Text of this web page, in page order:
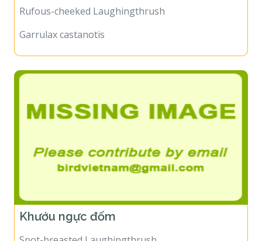
Rufous-cheeked Laughingthrush
Garrulax castanotis
Khướu ngực đốm